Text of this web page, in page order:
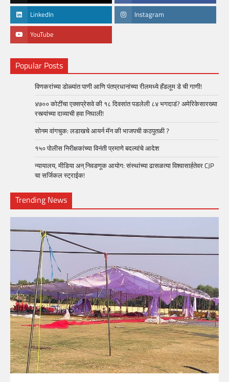
LinkedIn Instagram
YouTube
Popular Posts
विणकरांच्या डोळ्यांत पाणी आणि पंतप्रधानांच्या रीलमध्ये हॅंडलूम डे ची गाणी!
४७०० कोटींचा एक्सप्रेसवे की १८ दिवसांत पडलेली ८४ भगदाडं? अमेरिकेसारख्या
रस्त्यांच्या दाव्याची हवा निघाली!
सोनम वांगचुक: लडाखचे आयर्न मॅन की भाजपची कठपुतळी ?
१५० पोलीस निरीक्षकांच्या विनंती प्रमाणे बदल्यांचे आदेश
न्यायालय, मीडिया अन् निवडणूक आयोग: संस्थांच्या ढासळत्या विश्वासार्हतेवर CJP
चा सर्जिकल स्ट्राईक!
Trending News